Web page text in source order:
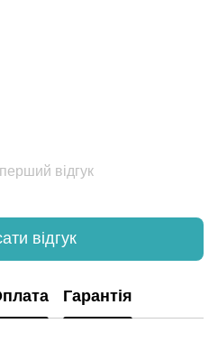
відгук
відгук
Гарантія